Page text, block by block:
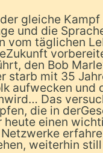
gleiche
und die
vom täglichen
den Bob
starb mit 35
aufwecken und
Das
die in
heute einen
weiterhin